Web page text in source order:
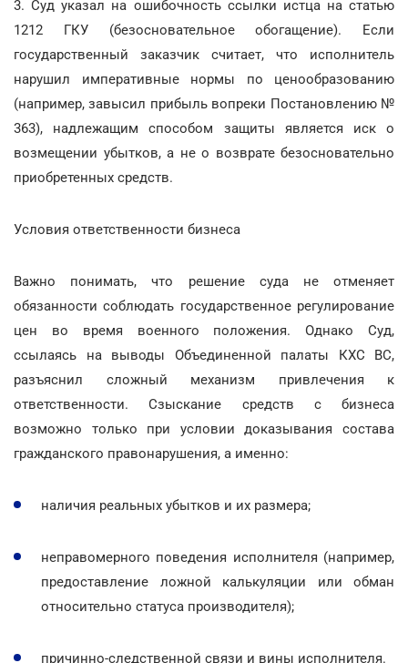
3. Суд указал на ошибочность ссылки истца на статью
1212 ГКУ (безосновательное обогащение). Если
государственный заказчик считает, что исполнитель
нарушил императивные нормы по ценообразованию
(например, завысил прибыль вопреки Постановлению №
363), надлежащим способом защиты является иск о
возмещении убытков, а не о возврате безосновательно
приобретенных средств.
Условия ответственности бизнеса
Важно понимать, что решение суда не отменяет
обязанности соблюдать государственное регулирование
цен во время военного положения. Однако Суд,
ссылаясь на выводы Объединенной палаты КХС ВС,
разъяснил сложный механизм привлечения к
ответственности. Сзыскание средств с бизнеса
возможно только при условии доказывания состава
гражданского правонарушения, а именно:
наличия реальных убытков и их размера;
неправомерного поведения исполнителя (например,
предоставление ложной калькуляции или обман
относительно статуса производителя);
причинно-следственной связи и вины исполнителя.